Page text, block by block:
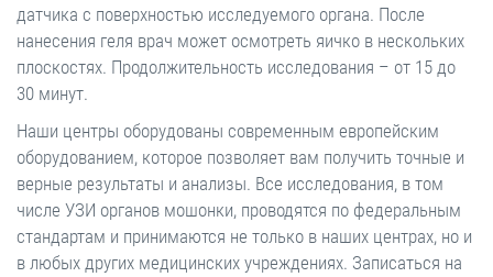
датчика с поверхностью исследуемого органа. После
нанесения геля врач может осмотреть яичко в нескольких
плоскостях. Продолжительность исследования – от 15 до
30 минут.
Наши центры оборудованы современным европейским
оборудованием, которое позволяет вам получить точные и
верные результаты и анализы. Все исследования, в том
числе УЗИ органов мошонки, проводятся по федеральным
стандартам и принимаются не только в наших центрах, но и
в любых других медицинских учреждениях. Записаться на